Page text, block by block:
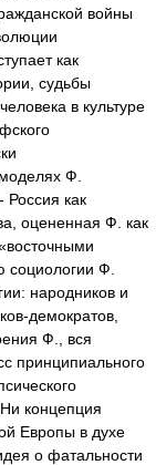
войны
как
судьбы
в культуре
Ф.
Россия как
оцененная Ф. как
социологии Ф.
народников и
демократов,
Ф., вся
принципиального
концепция
Европы в духе
о фатальности